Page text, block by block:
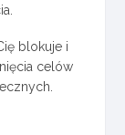
blokuje i
celów